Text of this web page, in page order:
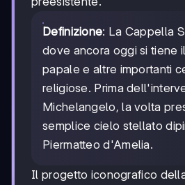
Definizione: La Cappella
dove ancora oggi si tiene
papale e altre importanti
religiose. Prima
Michelangelo, la volta
semplice cielo stellato
Piermatteo d'Amelia.
Il progetto iconografico